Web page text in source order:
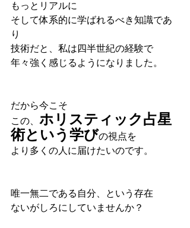
もっとリアルに
そして体系的に学ばれるべき知識であ
り
技術だと、私は四半世紀の経験で
年々強く感じるようになりました。
だから今こそ
この、 ホリスティック占星
術という学びの視点を
より多くの人に届けたいのです。
唯一無二である自分、という存在
ないがしろにしていませんか？